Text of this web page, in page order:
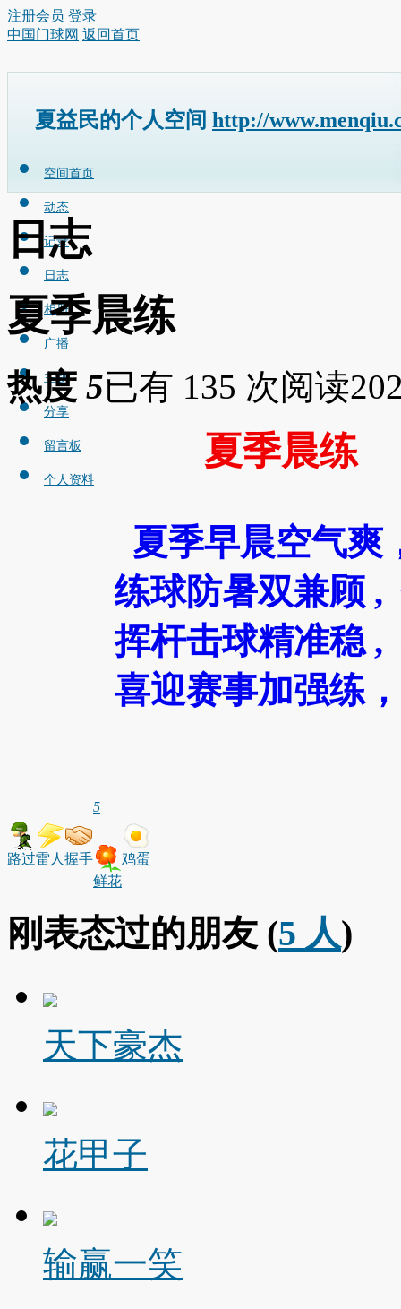
注册会员 登录
中国门球网 返回首页
夏益民的个人空间 http://
空间首页
动态
记录
日志
相册
广播
主题
分享
留言板
个人资料
日志
夏季晨练
热度 5已有 135 次阅读
夏季晨练
夏季早晨空气爽
练球防暑双兼顾 ,
挥杆击球精准稳
喜迎赛事加强练
路过雷人 握手
5
鲜花
鸡蛋
刚表态过的朋友 (5 人)
天下豪杰
花甲子
输赢一笑